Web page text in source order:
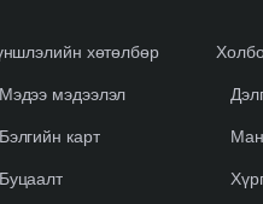
хөтөлбөр
Мэдээ мэдээлэл
Бэлгийн карт
Буцаалт